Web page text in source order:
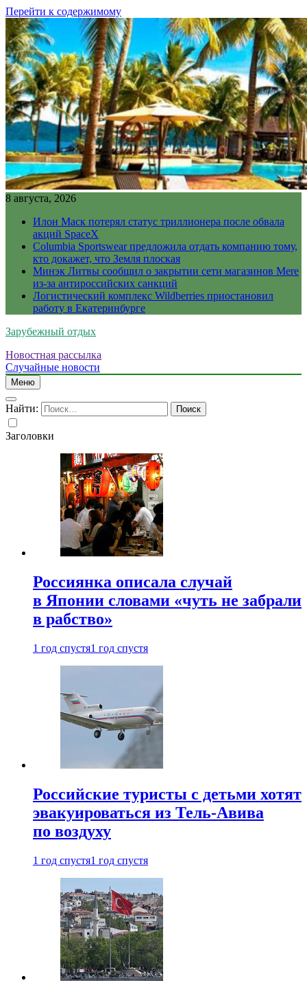
Перейти к содержимому
8 августа, 2026
Илон Маск потерял статус триллионера после обвала
акций SpaceX
Columbia Sportswear предложила отдать компанию тому,
кто докажет, что Земля плоская
Минэк Литвы сообщил о закрытии сети магазинов Mere
из-за антироссийских санкций
Логистический комплекс Wildberries приостановил
работу в Екатеринбурге
Зарубежный отдых
Новостная рассылка
Случайные новости
Меню
Найти:
Заголовки
Россиянка описала случай
в Японии словами «чуть не забрали
в рабство»
1 год спустя1 год спустя
Российские туристы с детьми хотят
эвакуироваться из Тель-Авива
по воздуху
1 год спустя1 год спустя